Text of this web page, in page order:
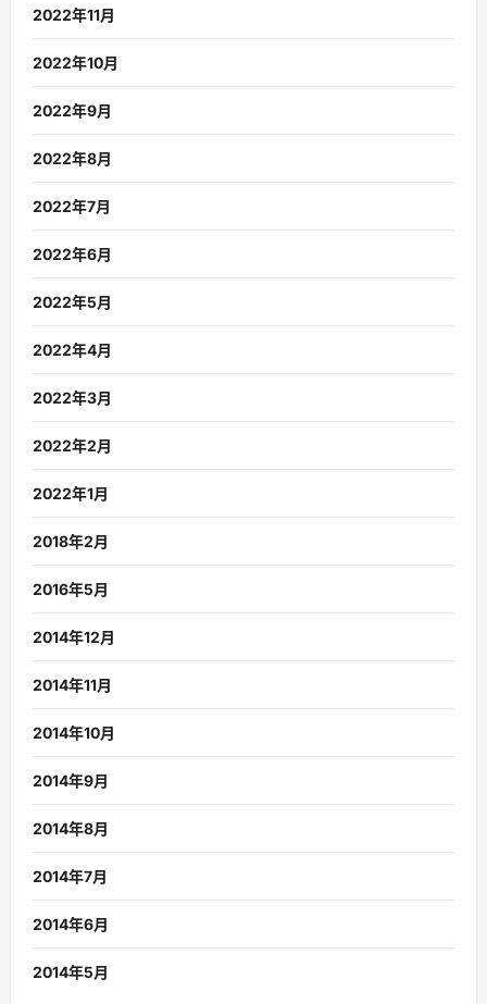
2022年11月
2022年10月
2022年9月
2022年8月
2022年7月
2022年6月
2022年5月
2022年4月
2022年3月
2022年2月
2022年1月
2018年2月
2016年5月
2014年12月
2014年11月
2014年10月
2014年9月
2014年8月
2014年7月
2014年6月
2014年5月